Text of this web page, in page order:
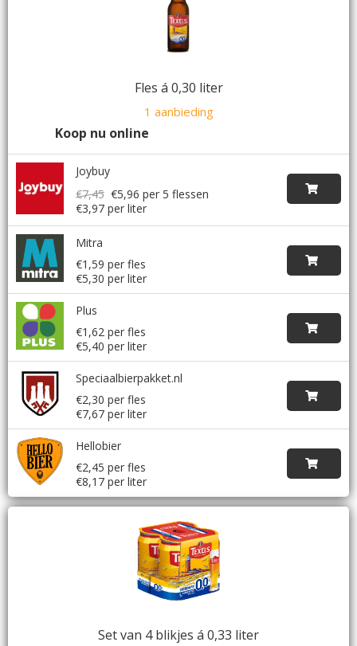
Fles á 0,30 liter
1 aanbieding
Koop nu online
Joybuy
€7,45 €5,96 per 5 flessen
€3,97 per liter
Mitra
€1,59 per fles
€5,30 per liter
Plus
€1,62 per fles
€5,40 per liter
Speciaalbierpakket.nl
€2,30 per fles
€7,67 per liter
Hellobier
€2,45 per fles
€8,17 per liter
Set van 4 blikjes á 0,33 liter